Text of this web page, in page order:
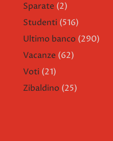
Sparate (2)
Studenti (516)
Ultimo banco (290)
Vacanze (62)
Voti (21)
Zibaldino (25)